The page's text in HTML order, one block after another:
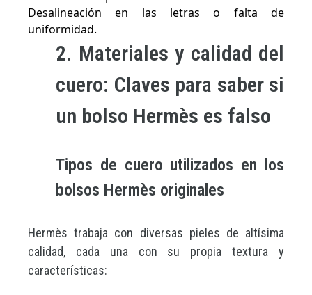
Desalineación en las letras o falta de
uniformidad.
2. Materiales y calidad del
cuero: Claves para saber si
un bolso Hermès es falso
Tipos de cuero utilizados en los
bolsos Hermès originales
Hermès trabaja con diversas pieles de altísima
calidad, cada una con su propia textura y
características: